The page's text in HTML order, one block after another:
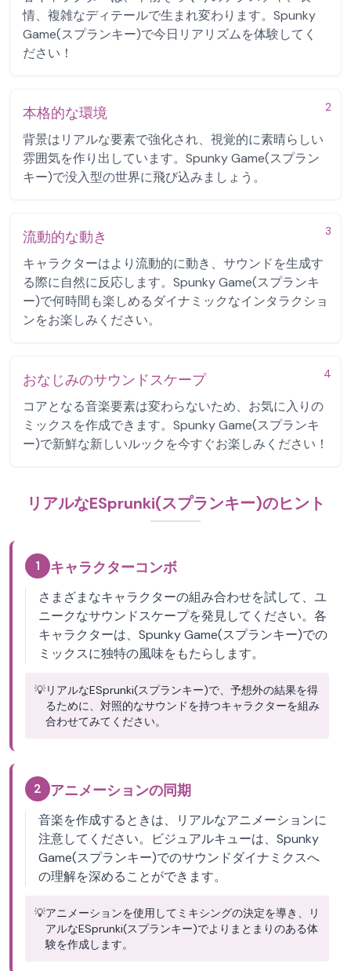
情、複雑なディテールで生まれ変わります。Spunky
Game(スプランキー)で今日リアリズムを体験してく
ださい！
2
本格的な環境
背景はリアルな要素で強化され、視覚的に素晴らしい
雰囲気を作り出しています。Spunky Game(スプラン
キー)で没入型の世界に飛び込みましょう。
3
流動的な動き
キャラクターはより流動的に動き、サウンドを生成す
る際に自然に反応します。Spunky Game(スプランキ
ー)で何時間も楽しめるダイナミックなインタラクショ
ンをお楽しみください。
4
おなじみのサウンドスケープ
コアとなる音楽要素は変わらないため、お気に入りの
ミックスを作成できます。Spunky Game(スプランキ
ー)で新鮮な新しいルックを今すぐお楽しみください！
リアルなESprunki(スプランキー)のヒント
1 キャラクターコンボ
さまざまなキャラクターの組み合わせを試して、ユ
ニークなサウンドスケープを発見してください。各
キャラクターは、Spunky Game(スプランキー)での
ミックスに独特の風味をもたらします。
💡リアルなESprunki(スプランキー)で、予想外の結果を得
るために、対照的なサウンドを持つキャラクターを組み
合わせてみてください。
2 アニメーションの同期
音楽を作成するときは、リアルなアニメーションに
注意してください。ビジュアルキューは、Spunky
Game(スプランキー)でのサウンドダイナミクスへ
の理解を深めることができます。
💡アニメーションを使用してミキシングの決定を導き、リ
アルなESprunki(スプランキー)でよりまとまりのある体
験を作成します。